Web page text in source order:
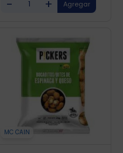
- +
MC CAIN